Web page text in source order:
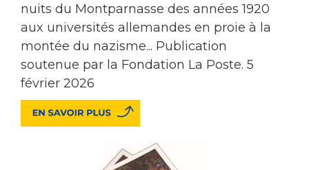
nuits du Montparnasse des années 1920
aux universités allemandes en proie à la
montée du nazisme... Publication
soutenue par la Fondation La Poste. 5
février 2026